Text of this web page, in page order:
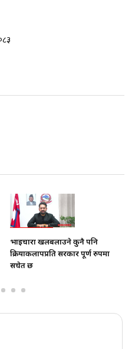
भाइचारा खलबलाउने कुनै पनि
क्रियाकलापप्रति सरकार पूर्ण रुपमा
सचेत छ